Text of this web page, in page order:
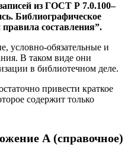
из ГОСТ Р 7.0.100–
Библиографическое
составления”.
условно-обязательные и
В таком виде они
в библиотечном деле.
привести краткое
содержит только
А (справочное)